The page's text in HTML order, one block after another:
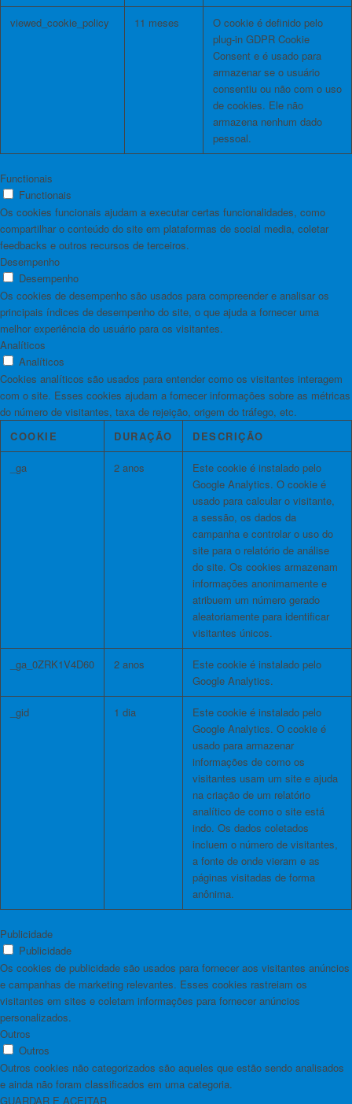
viewed_cookie_policy 11 meses
O cookie é definido pelo
plug-in GDPR Cookie
Consent e é usado para
armazenar se o usuário
consentiu ou não com o uso
de cookies. Ele não
armazena nenhum dado
pessoal.
Functionais
Functionais
Os cookies funcionais ajudam a executar certas funcionalidades, como
compartilhar o conteúdo do site em plataformas de social media, coletar
feedbacks e outros recursos de terceiros.
Desempenho
Desempenho
Os cookies de desempenho são usados ​​para compreender e analisar os
principais índices de desempenho do site, o que ajuda a fornecer uma
melhor experiência do usuário para os visitantes.
Analíticos
Analíticos
Cookies analíticos são usados ​​para entender como os visitantes interagem
com o site. Esses cookies ajudam a fornecer informações sobre as métricas
do número de visitantes, taxa de rejeição, origem do tráfego, etc.
COOKIE
DURAÇÃO DESCRIÇÃO
_ga 2 anos
Este cookie é instalado pelo
Google Analytics. O cookie é
usado para calcular o visitante,
a sessão, os dados da
campanha e controlar o uso do
site para o relatório de análise
do site. Os cookies armazenam
informações anonimamente e
atribuem um número gerado
aleatoriamente para identificar
visitantes únicos.
_ga_0ZRK1V4D60 2 anos
Este cookie é instalado pelo
Google Analytics.
_gid 1 dia
Este cookie é instalado pelo
Google Analytics. O cookie é
usado para armazenar
informações de como os
visitantes usam um site e ajuda
na criação de um relatório
analítico de como o site está
indo. Os dados coletados
incluem o número de visitantes,
a fonte de onde vieram e as
páginas visitadas de forma
anônima.
Publicidade
Publicidade
Os cookies de publicidade são usados ​​para fornecer aos visitantes anúncios
e campanhas de marketing relevantes. Esses cookies rastreiam os
visitantes em sites e coletam informações para fornecer anúncios
personalizados.
Outros
Outros
Outros cookies não categorizados são aqueles que estão sendo analisados ​​
e ainda não foram classificados em uma categoria.
GUARDAR E ACEITAR